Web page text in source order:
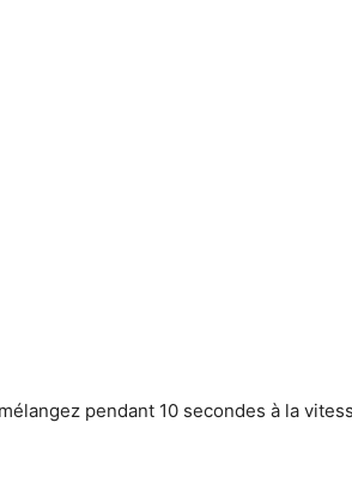
pendant 10 secondes à la